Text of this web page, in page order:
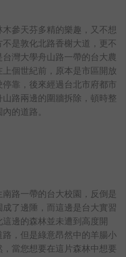
參天芬多精的樂趣，又不想
是敦化北路香榭大道，更不
灣大學舟山路一帶的台大農
個世紀前，原本是市區開放
靠，後來經過台北市府都市
路兩邊的圍牆拆除，頓時整
的道路。
路一帶的台大校園，反倒是
了邊陲，而這邊是台大實習
邊的森林並未遭到高度開
，但是綠意昂然中的羊腸小
當您想要在這片森林中想要